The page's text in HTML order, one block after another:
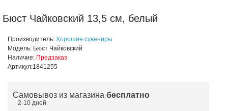
Бюст Чайковский 13,5 см, белый
Производитель: Хорошие сувениры
Модель: Бюст Чайковский
Наличие: Предзаказ
Артикул:1841255
Самовывоз из магазина бесплатно
2-10 дней